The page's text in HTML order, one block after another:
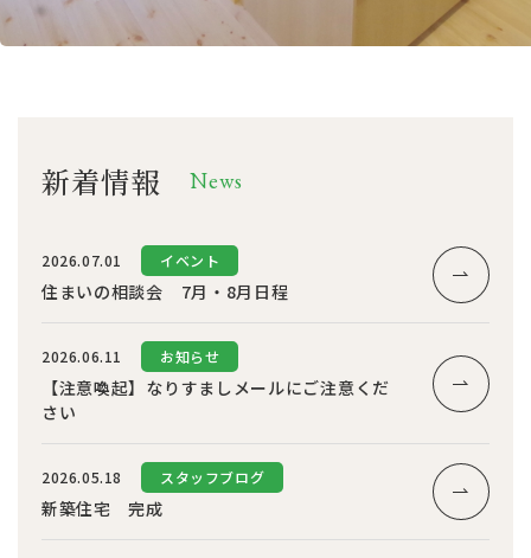
新着情報 News
2026.07.01 イベント
住まいの相談会 7月・8月日程
2026.06.11 お知らせ
【注意喚起】なりすましメールにご注意くだ
さい
2026.05.18 スタッフブログ
新築住宅 完成